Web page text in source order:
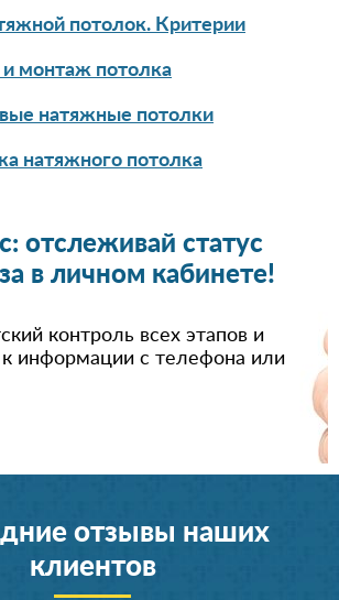
потолок. Критерии
монтаж потолка
натяжные потолки
натяжного потолка
отслеживай статус
в личном кабинете!
контроль всех этапов и
информации с телефона или
отзывы наших
клиентов